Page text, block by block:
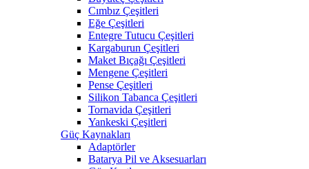
Cımbız Çeşitleri
Eğe Çeşitleri
Entegre Tutucu Çeşitleri
Kargaburun Çeşitleri
Maket Bıçağı Çeşitleri
Mengene Çeşitleri
Pense Çeşitleri
Silikon Tabanca Çeşitleri
Tornavida Çeşitleri
Yankeski Çeşitleri
Güç Kaynakları
Adaptörler
Batarya Pil ve Aksesuarları